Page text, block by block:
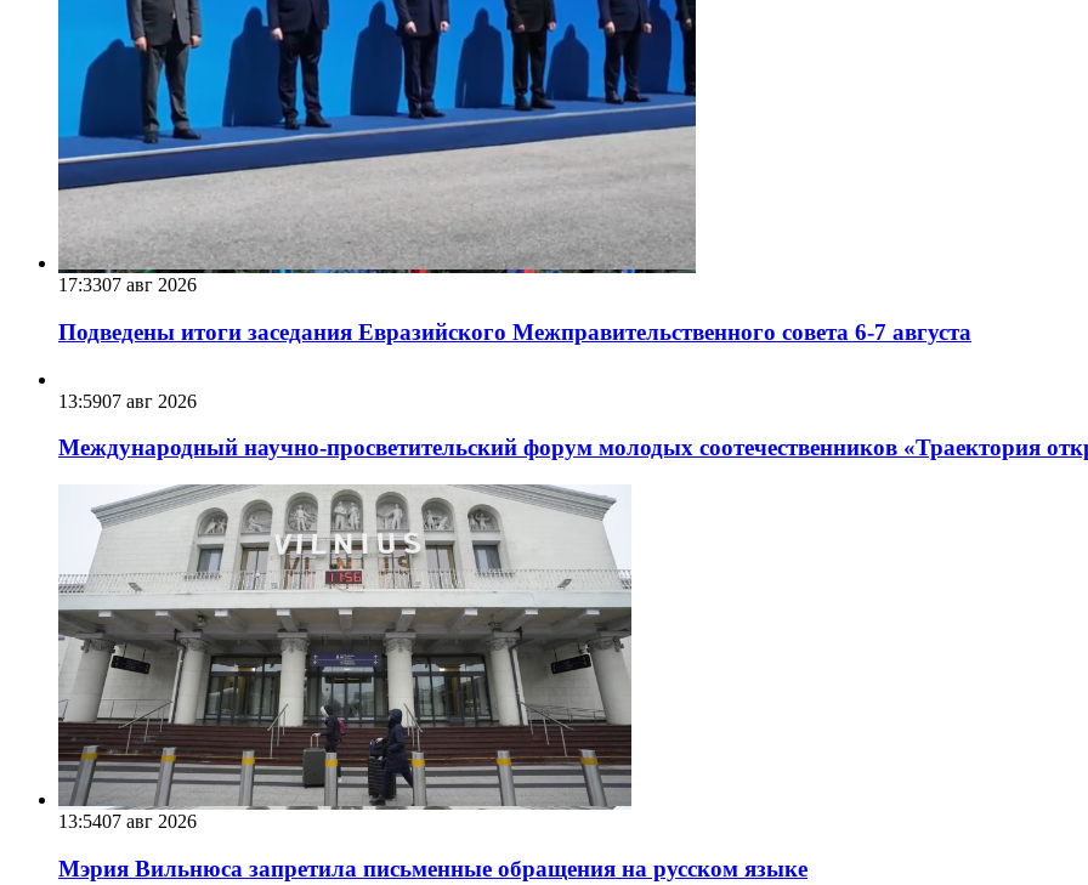
17:3307 авг 2026
Подведены итоги заседания Евразийского Межправительственного совета 6-7 августа
13:5907 авг 2026
Международный научно-просветительский форум молодых соотечественников «Траектория
13:5407 авг 2026
Мэрия Вильнюса запретила письменные обращения на русском языке